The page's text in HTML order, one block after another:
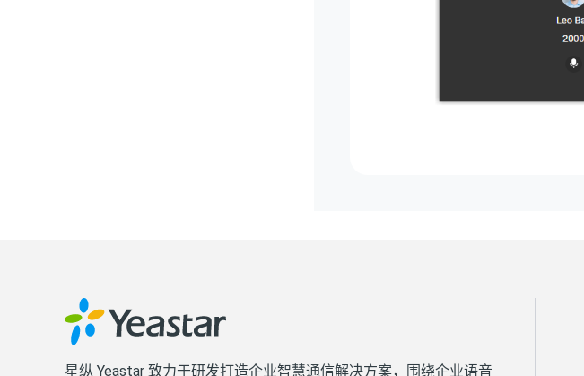
星纵 Yeastar 致力于研发打造企业智慧通信解决方案，围绕企业语音